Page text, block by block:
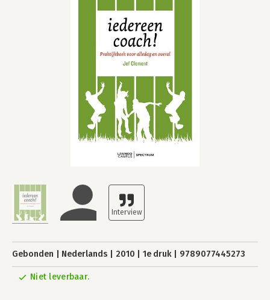
Gebonden Nederlands 2010 1e druk 9789077445273
Niet leverbaar.